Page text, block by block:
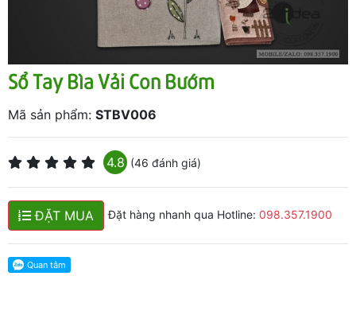
Sổ Tay Bìa Vải Con Bướm
Mã sản phẩm: STBV006
4.8 (46 đánh giá)
ĐẶT MUA Đặt hàng nhanh qua Hotline: 098.357.1900